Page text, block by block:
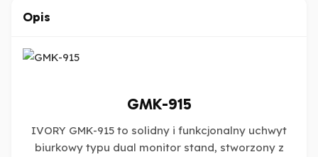
Opis
GMK-915
IVORY GMK-915 to solidny i funkcjonalny uchwyt
biurkowy typu dual monitor stand, stworzony z